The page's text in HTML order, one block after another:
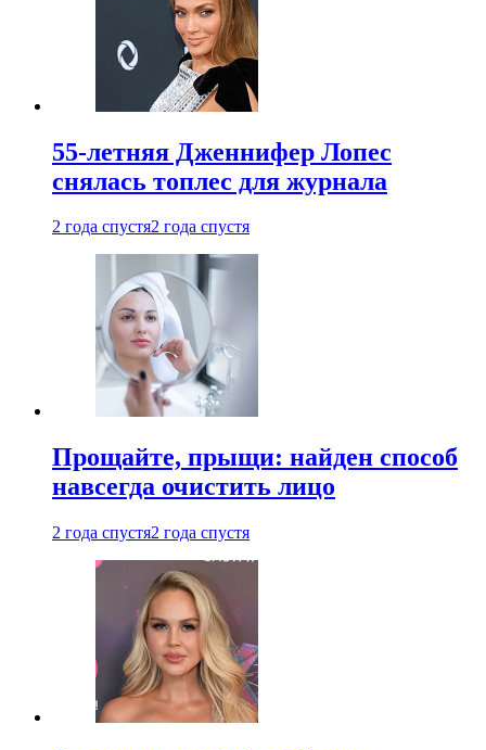
55-летняя Дженнифер Лопес
снялась топлес для журнала
2 года спустя2 года спустя
Прощайте, прыщи: найден способ
навсегда очистить лицо
2 года спустя2 года спустя